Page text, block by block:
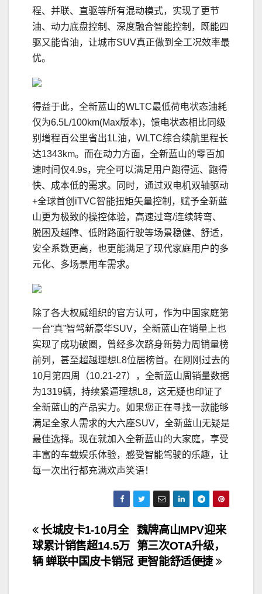
程、并联、直驱等所有混动模式，实现了更节
油、动力底盘控制、深度融合智能控制，既能四
驱又能省油，让城市SUV真正做到全工况效率最
优。
得益于此，全新蓝山的WLTC最低荷电状态油耗
仅为6.5L/100km(Max版本)，馈电状态相比同级
别增程百公里省出1L油，WLTC综合续航里程长
达1343km。而在动力方面，全新蓝山的零百加
速时间仅4.9s，完全可以满足用户跑得远、跑得
快、成本低的需求。同时，通过双电机双轴驱动
+全球首创iTVC智能扭矩矢量控制，赋予全新蓝
山更为极致的操控体验，高速过弯/连续转弯、
脱困及越障、低附路面行驶等场景稳健、舒适，
安全系数更高，也更能满足了现代家庭用户的多
元化、多场景用车需求。
除了各大权威组织的官方认可，作为中国家庭第
一台“真”智驾新豪华SUV，全新蓝山在销量上也
实现了成功破圈，曾经多次跻身新势力周销量榜
前列，甚至超越理想L8位居榜首。在刚刚过去的
10月第四周（10.21-27），全新蓝山周销量数据
为1319辆，持续紧逼理想L8，这无疑也印证了
全新蓝山的产品实力。如果您正在寻找一款能够
满足全家人需求的大六座SUV，全新蓝山无疑是
最佳选择。现在就加入全新蓝山的大家庭，享受
丰富的车载娱乐体验，感受智能驾驶的乐趣，让
每一次出行都充满欢声笑语！
文
章
魏牌高山MPV迎来
第三次OTA升级，
更智能舒适便捷
长城皮卡1-10月全
球累计销售超14.5万
辆 蝉联中国皮卡销冠